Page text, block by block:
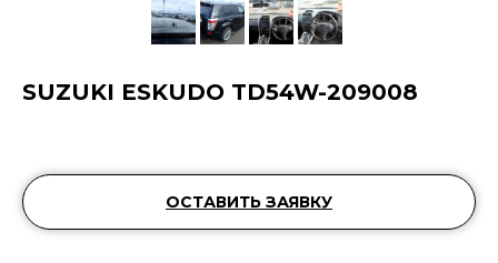
SUZUKI ESKUDO TD54W-209008
ОСТАВИТЬ ЗАЯВКУ